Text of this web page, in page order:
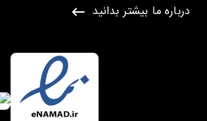
درباره ما بیشتر بدانید